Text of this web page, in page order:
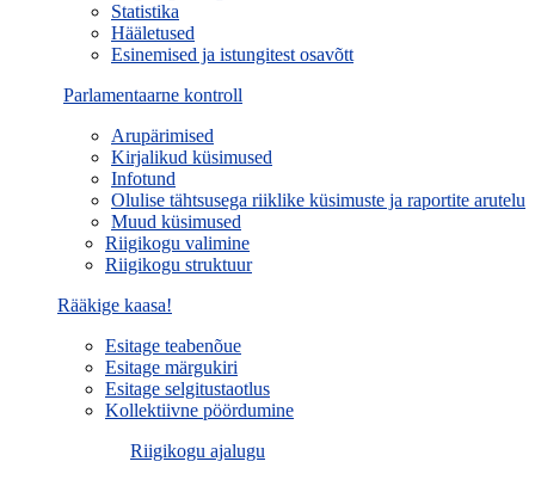
Statistika
Hääletused
Esinemised ja istungitest osavõtt
Parlamentaarne kontroll
Arupärimised
Kirjalikud küsimused
Infotund
Olulise tähtsusega riiklike küsimuste ja raportite arutelu
Muud küsimused
Riigikogu valimine
Riigikogu struktuur
Rääkige kaasa!
Esitage teabenõue
Esitage märgukiri
Esitage selgitustaotlus
Kollektiivne pöördumine
Riigikogu ajalugu